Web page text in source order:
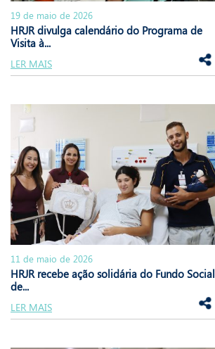
19 de maio de 2026
HRJR divulga calendário do Programa de
Visita à...
LER MAIS
11 de maio de 2026
HRJR recebe ação solidária do Fundo Social
de...
LER MAIS